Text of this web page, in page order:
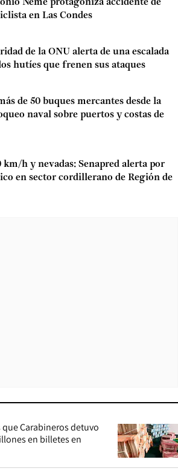
Neme protagoniza accidente de
en Las Condes
de la ONU alerta de una escalada
hutíes que frenen sus ataques
de 50 buques mercantes desde la
naval sobre puertos y costas de
km/h y nevadas: Senapred alerta por
en sector cordillerano de Región de
Carabineros detuvo
en billetes en